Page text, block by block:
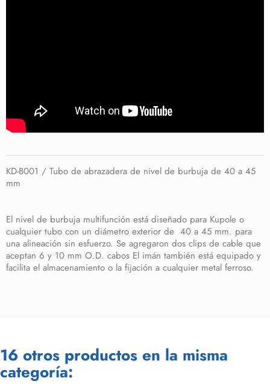
KD-B001 / Tubo de abrazadera de nivel de burbuja de 40 a 45
mm
El nivel de burbuja multifunción está diseñado para Kupole o
cualquier tubo con un diámetro exterior de 40 a 45 mm. para
una alineación sin esfuerzo. Se agregaron dos clips de cable que
aceptan 6 y 10 mm O.D. cabos El imán también está equipado y
facilita el almacenamiento o la fijación a cualquier metal ferroso.
16 otros productos en la misma
categoría: